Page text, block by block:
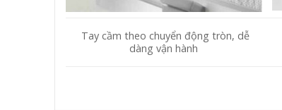
Tay cầm theo chuyển động tròn, dễ
dàng vận hành